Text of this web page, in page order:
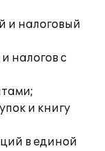
и налоговый
налогов с
и книгу
в единой